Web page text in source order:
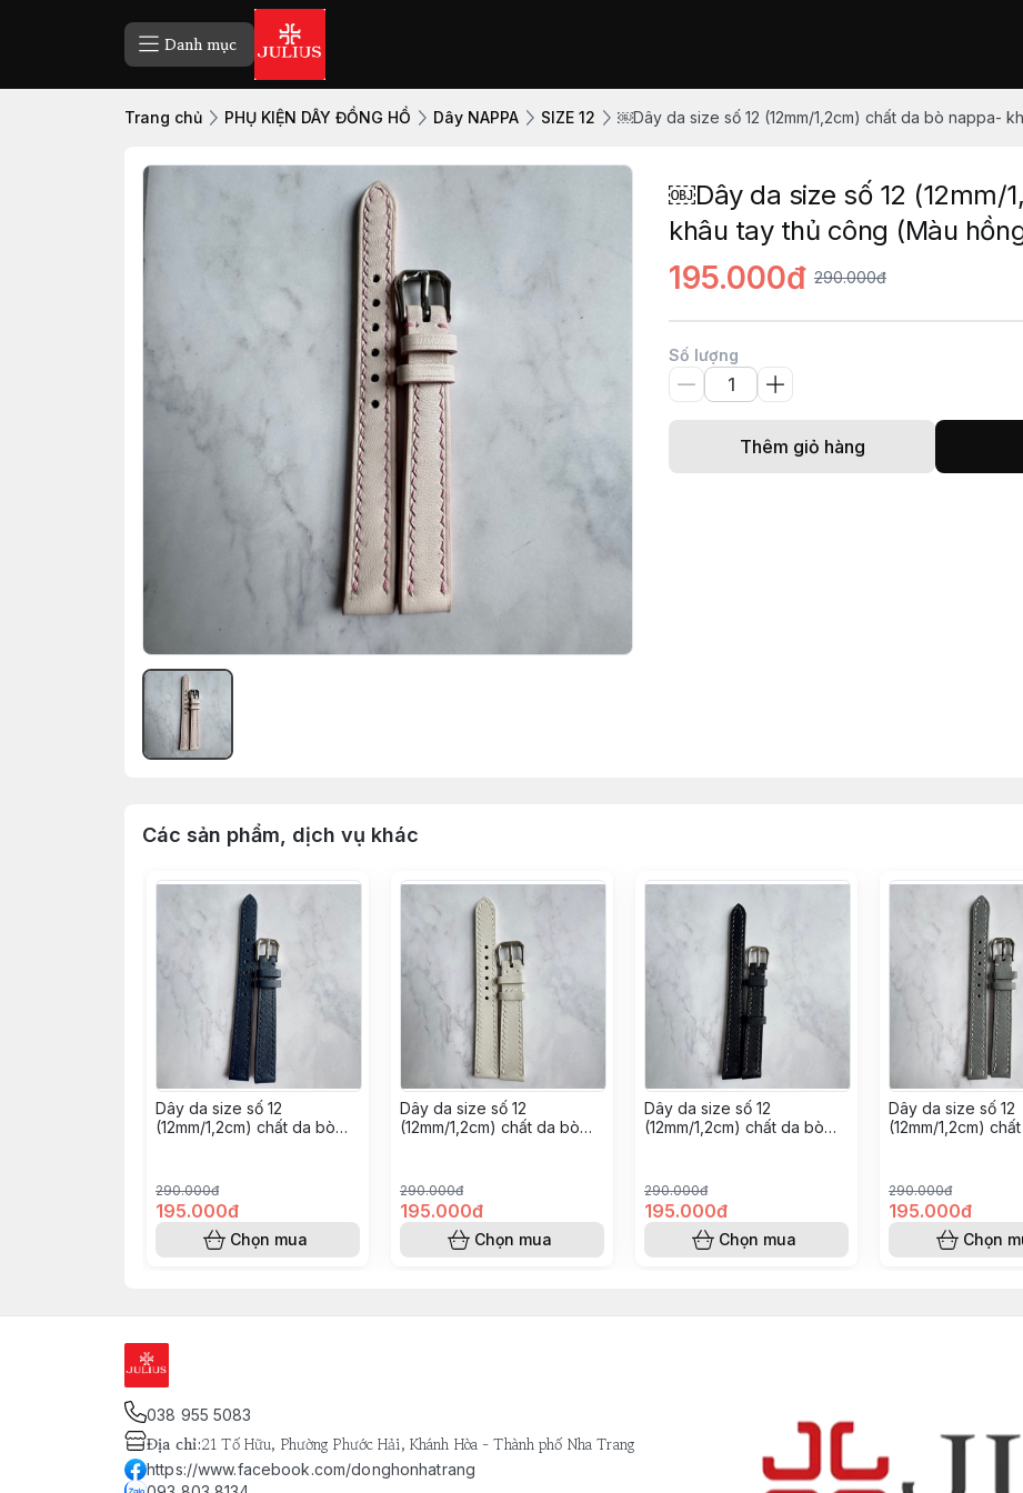
Danh mục
Trang chủ PHỤ KIỆN DÂY ĐỒNG HỒ Dây NAPPA SIZE 12 ￼Dây da size số 12 (12mm/1,2cm) chất da bò nappa-
￼Dây da size số 12 (12mm/
khâu tay thủ công (Màu
195.000đ 290.000đ
Số lượng
Thêm giỏ hàng
Các sản phẩm, dịch vụ khác
￼Dây da size số 12
(12mm/1,2cm) chất da bò
290.000đ
195.000đ
Chọn mua
￼Dây da size số 12
(12mm/1,2cm) chất da bò
290.000đ
195.000đ
Chọn mua
￼Dây da size số 12
(12mm/1,2cm) chất da bò
290.000đ
195.000đ
Chọn mua
￼Dây da size số 12
(12mm/1,2cm)
290.000đ
195.000đ
Chọn
038 955 5083
Địa chỉ:21 Tố Hữu, Phường Phước Hải, Khánh Hòa - Thành phố Nha Trang
https://www.facebook.com/donghonhatrang